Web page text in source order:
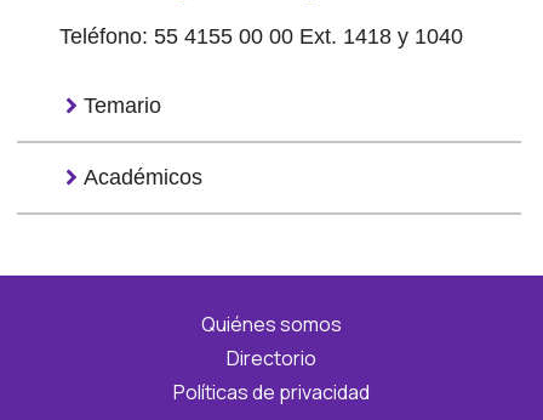
Temario
Académicos
Teléfono: 55 4155 00 00 Ext. 1418 y 1040
Quiénes somos
Directorio
Políticas de privacidad